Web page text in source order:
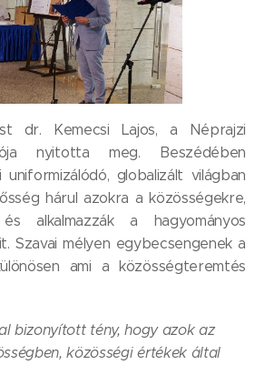
dr. Kemecsi Lajos, a Néprajzi
nyitotta meg. Beszédében
globalizált világban
hárul azokra a közösségekre,
alkalmazzák a hagyományos
Szavai mélyen egybecsengenek a
ami a közösségteremtés
bizonyított tény, hogy azok az
közösségi értékek által